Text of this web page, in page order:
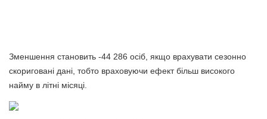
Зменшення становить -44 286 осіб, якщо врахувати сезонно
скориговані дані, тобто враховуючи ефект більш високого
найму в літні місяці.